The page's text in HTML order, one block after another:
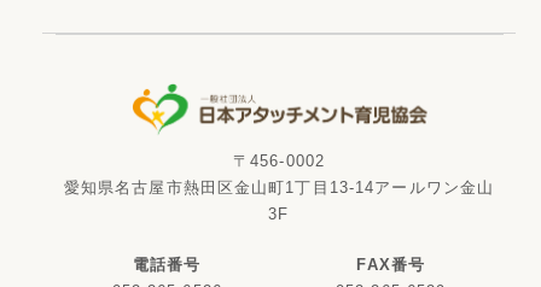
〒456-0002
愛知県名古屋市熱田区金山町1丁目13-14アールワン金山
3F
電話番号
FAX番号